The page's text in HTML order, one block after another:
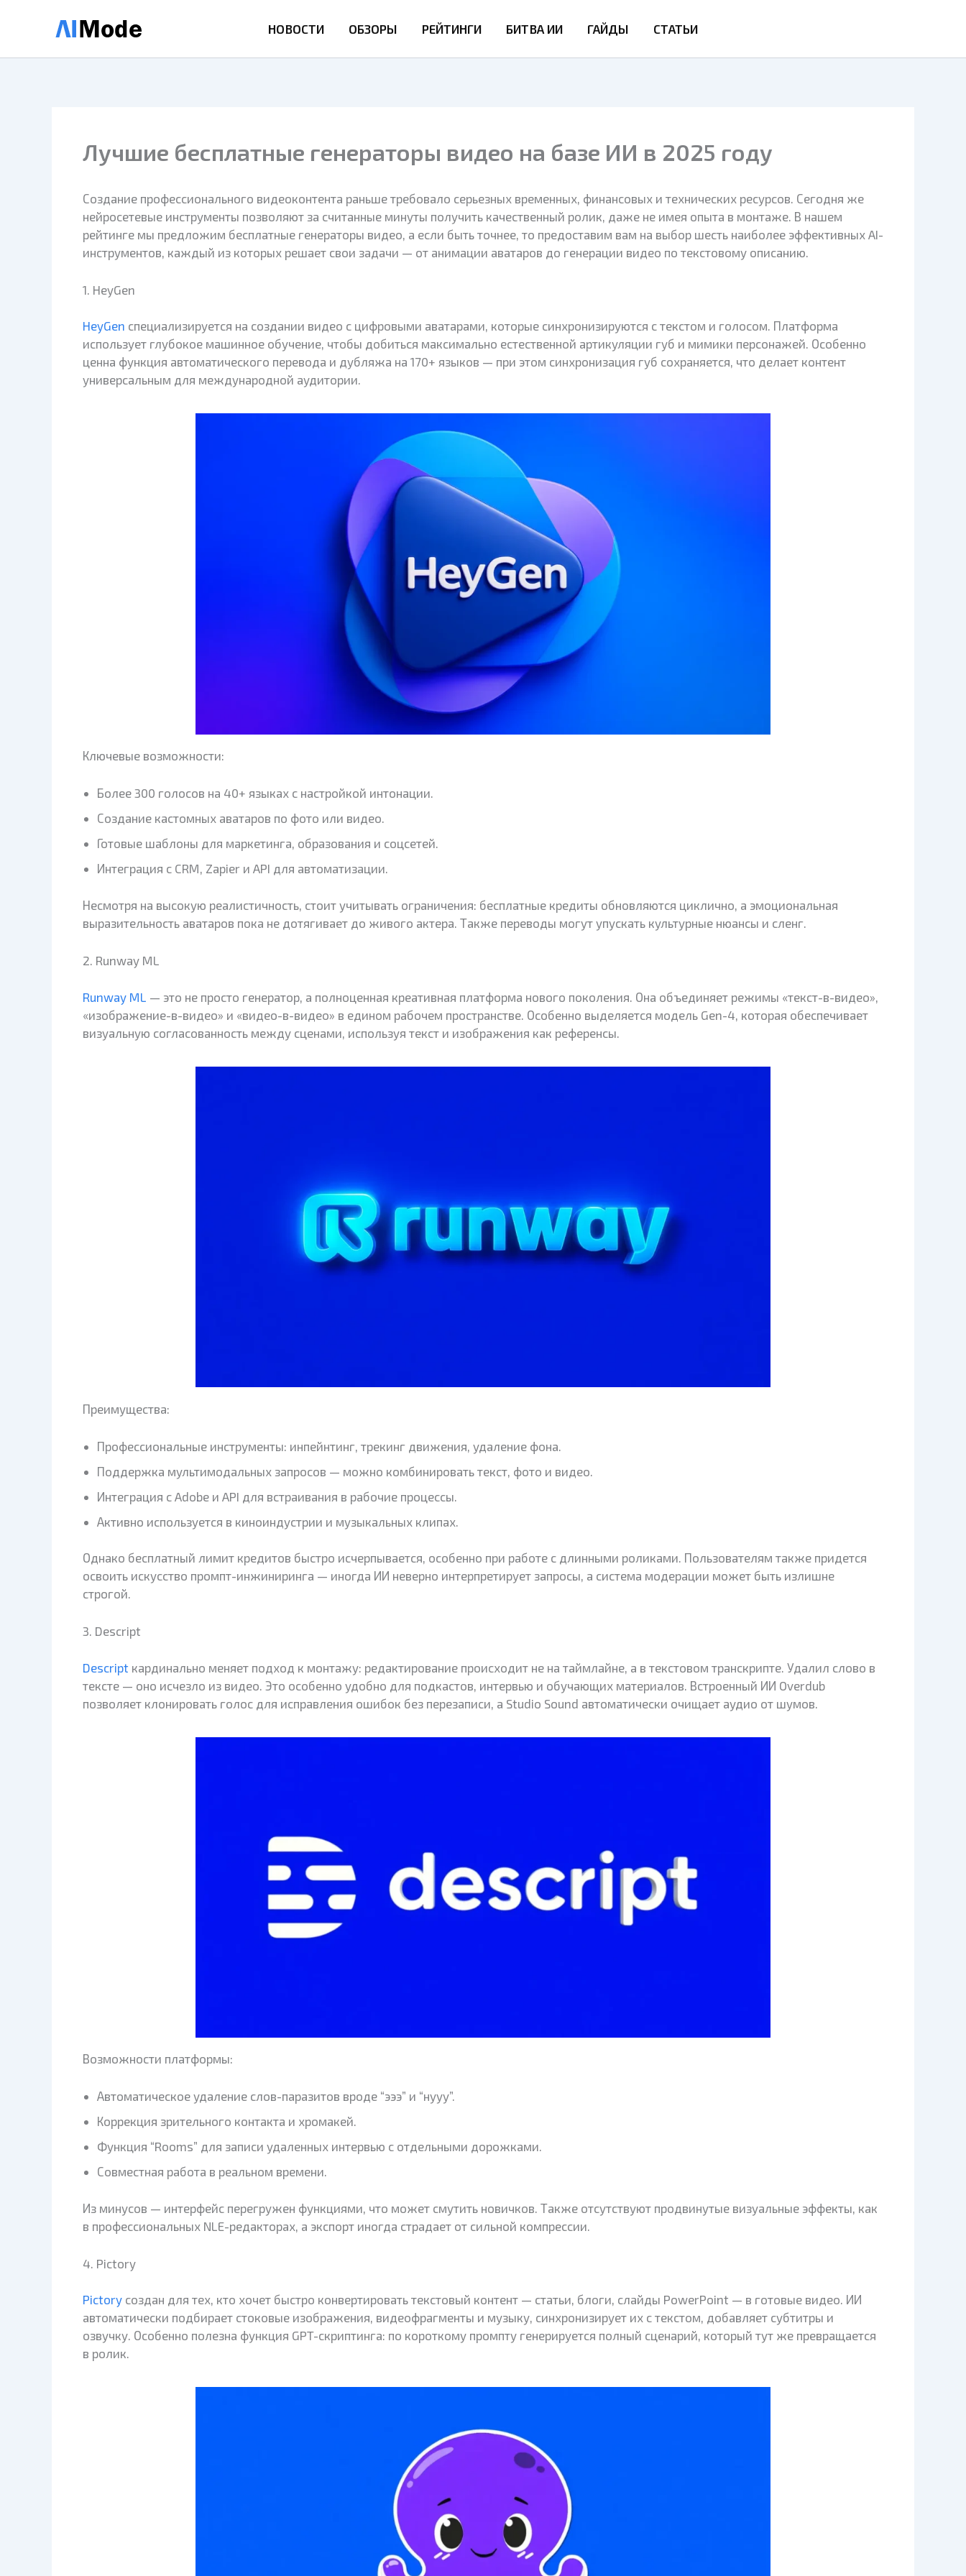
НОВОСТИ ОБЗОРЫ РЕЙТИНГИ БИТВА ИИ ГАЙДЫ СТАТЬИ
Лучшие бесплатные генераторы видео на базе ИИ в 2025 году
Создание профессионального видеоконтента раньше требовало серьезных временных, финансовых и технических ресурсов. Сегодня же
нейросетевые инструменты позволяют за считанные минуты получить качественный ролик, даже не имея опыта в монтаже. В нашем
рейтинге мы предложим бесплатные генераторы видео, а если быть точнее, то предоставим вам на выбор шесть наиболее эффективных AI-
инструментов, каждый из которых решает свои задачи — от анимации аватаров до генерации видео по текстовому описанию.
1. HeyGen
HeyGen специализируется на создании видео с цифровыми аватарами, которые синхронизируются с текстом и голосом. Платформа
использует глубокое машинное обучение, чтобы добиться максимально естественной артикуляции губ и мимики персонажей. Особенно
ценна функция автоматического перевода и дубляжа на 170+ языков — при этом синхронизация губ сохраняется, что делает контент
универсальным для международной аудитории.
Ключевые возможности:
Более 300 голосов на 40+ языках с настройкой интонации.
Создание кастомных аватаров по фото или видео.
Готовые шаблоны для маркетинга, образования и соцсетей.
Интеграция с CRM, Zapier и API для автоматизации.
Несмотря на высокую реалистичность, стоит учитывать ограничения: бесплатные кредиты обновляются циклично, а эмоциональная
выразительность аватаров пока не дотягивает до живого актера. Также переводы могут упускать культурные нюансы и сленг.
2. Runway ML
Runway ML — это не просто генератор, а полноценная креативная платформа нового поколения. Она объединяет режимы «текст-в-видео»,
«изображение-в-видео» и «видео-в-видео» в едином рабочем пространстве. Особенно выделяется модель Gen-4, которая обеспечивает
визуальную согласованность между сценами, используя текст и изображения как референсы.
Преимущества:
Профессиональные инструменты: инпейнтинг, трекинг движения, удаление фона.
Поддержка мультимодальных запросов — можно комбинировать текст, фото и видео.
Интеграция с Adobe и API для встраивания в рабочие процессы.
Активно используется в киноиндустрии и музыкальных клипах.
Однако бесплатный лимит кредитов быстро исчерпывается, особенно при работе с длинными роликами. Пользователям также придется
освоить искусство промпт-инжиниринга — иногда ИИ неверно интерпретирует запросы, а система модерации может быть излишне
строгой.
3. Descript
Descriptкардинально меняет подход к монтажу: редактирование происходит не на таймлайне, а в текстовом транскрипте. Удалил слово в
тексте — оно исчезло из видео. Это особенно удобно для подкастов, интервью и обучающих материалов. Встроенный ИИ Overdub
позволяет клонировать голос для исправления ошибок без перезаписи, а Studio Sound автоматически очищает аудио от шумов.
Возможности платформы:
Автоматическое удаление слов-паразитов вроде “эээ” и “нууу”.
Коррекция зрительного контакта и хромакей.
Функция “Rooms” для записи удаленных интервью с отдельными дорожками.
Совместная работа в реальном времени.
Из минусов — интерфейс перегружен функциями, что может смутить новичков. Также отсутствуют продвинутые визуальные эффекты, как
в профессиональных NLE-редакторах, а экспорт иногда страдает от сильной компрессии.
4. Pictory
Pictoryсоздан для тех, кто хочет быстро конвертировать текстовый контент — статьи, блоги, слайды PowerPoint — в готовые видео. ИИ
автоматически подбирает стоковые изображения, видеофрагменты и музыку, синхронизирует их с текстом, добавляет субтитры и
озвучку. Особенно полезна функция GPT-скриптинга: по короткому промпту генерируется полный сценарий, который тут же превращается
в ролик.